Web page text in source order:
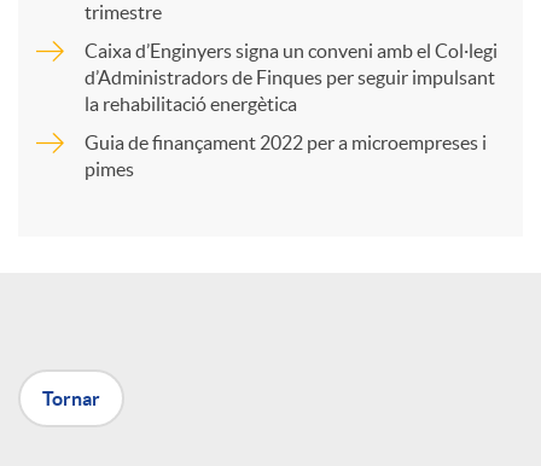
r
X
trimestre
Caixa d’Enginyers signa un conveni amb el Col·legi
d’Administradors de Finques per seguir impulsant
la rehabilitació energètica
Guia de finançament 2022 per a microempreses i
pimes
Tornar